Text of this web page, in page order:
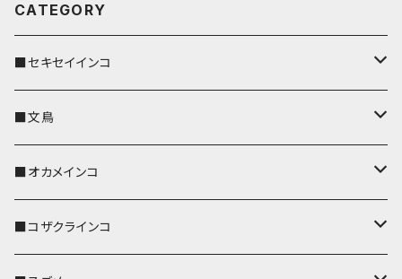
CATEGORY
■セキセイインコ
キーカバー
キーホルダー
パスケース
■文鳥
キーカバー
キーホルダー
■オカメインコ
キーカバー
■コザクラインコ